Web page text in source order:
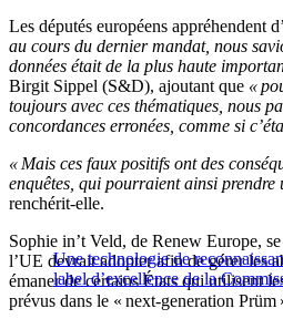
Les députés européens appréhendent
au cours du dernier mandat, nous
données était de la plus haute
Birgit Sippel (S&D), ajoutant que «
toujours avec ces thématiques, nous
concordances erronées, comme si
« Mais ces faux positifs ont des
enquêtes, qui pourraient ainsi prendre
renchérit-elle.
Une technologie de
label d’excellence de la
Sophie in’t Veld, de Renew Europe,
l’UE devrait adopter afin de gérer les
émaner de certains États qui utilisent
prévus dans le « next-generation Prüm